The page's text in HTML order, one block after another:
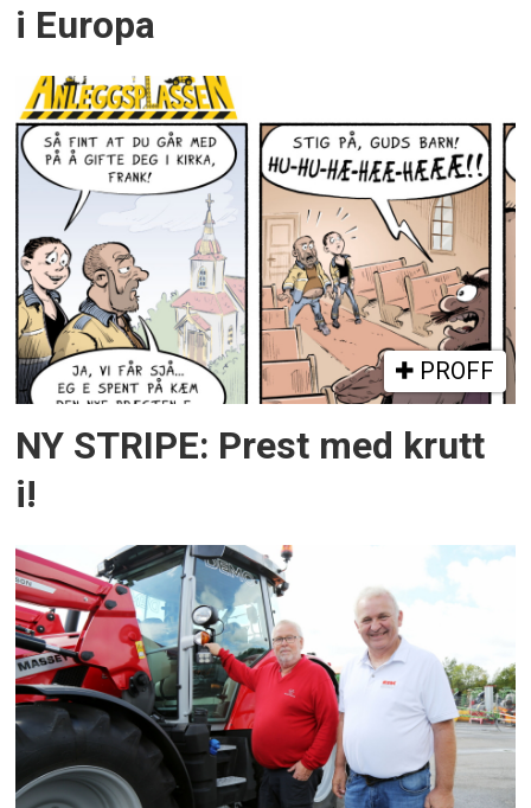
i Europa
PROFF
NY STRIPE: Prest med krutt
i!